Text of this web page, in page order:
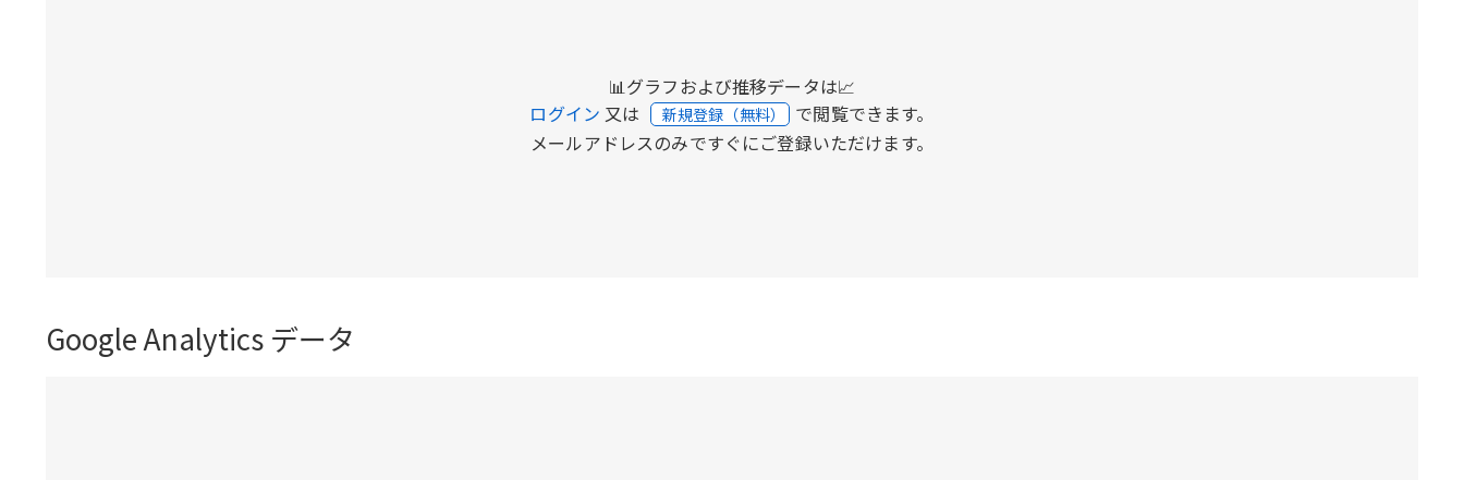
📊グラフおよび推移データは📈
ログイン 又は 新規登録（無料） で閲覧できます。
メールアドレスのみですぐにご登録いただけます。
Google Analytics データ